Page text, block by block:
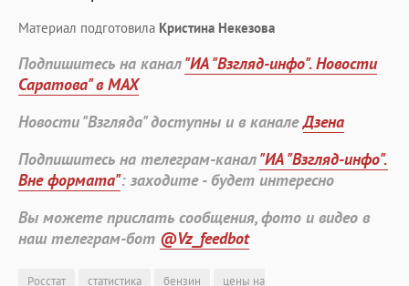
Материал подготовила Кристина Некезова
Подпишитесь на канал"ИА "Взгляд-инфо". Новости
Саратова" в MAX
Новости "Взгляда" доступны и в каналеДзена
Подпишитесь на телеграм-канал"ИА "Взгляд-инфо".
Вне формата": заходите - будет интересно
Вы можете прислать сообщения, фото и видео в
наш телеграм-бот @Vz_feedbot
Росстат статистика бензин цены на